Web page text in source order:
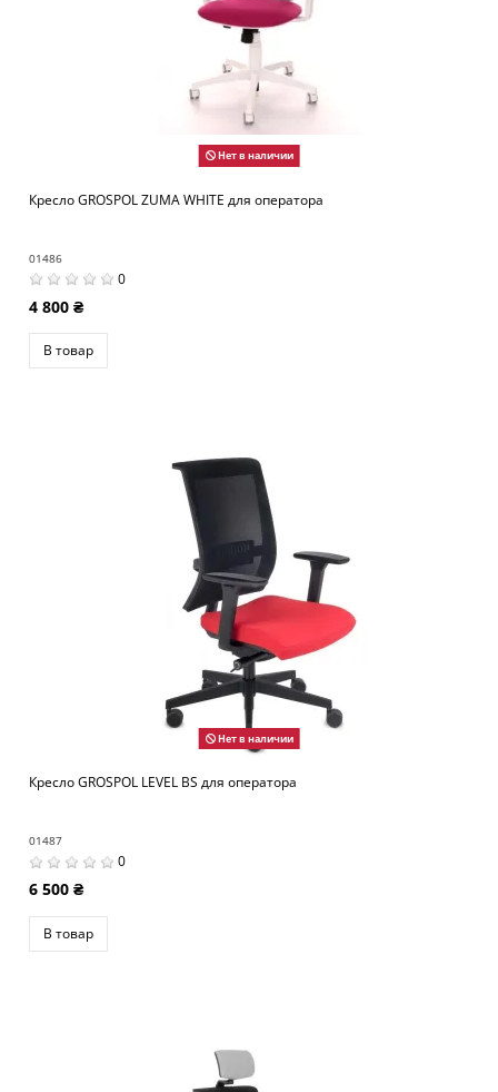
Нет в наличии
Кресло GROSPOL ZUMA WHITE для оператора
01486
0
4 800 ₴
В товар
Нет в наличии
Кресло GROSPOL LEVEL BS для оператора
01487
0
6 500 ₴
В товар